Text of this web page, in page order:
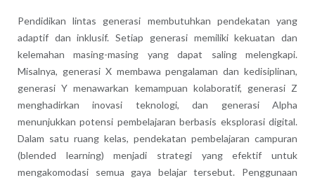
Pendidikan lintas generasi membutuhkan pendekatan yang
adaptif dan inklusif. Setiap generasi memiliki kekuatan dan
kelemahan masing-masing yang dapat saling melengkapi.
Misalnya, generasi X membawa pengalaman dan kedisiplinan,
generasi Y menawarkan kemampuan kolaboratif, generasi Z
menghadirkan inovasi teknologi, dan generasi Alpha
menunjukkan potensi pembelajaran berbasis eksplorasi digital.
Dalam satu ruang kelas, pendekatan pembelajaran campuran
(blended learning) menjadi strategi yang efektif untuk
mengakomodasi semua gaya belajar tersebut. Penggunaan